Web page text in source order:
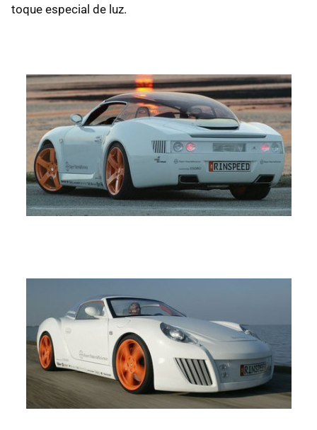
toque especial de luz.